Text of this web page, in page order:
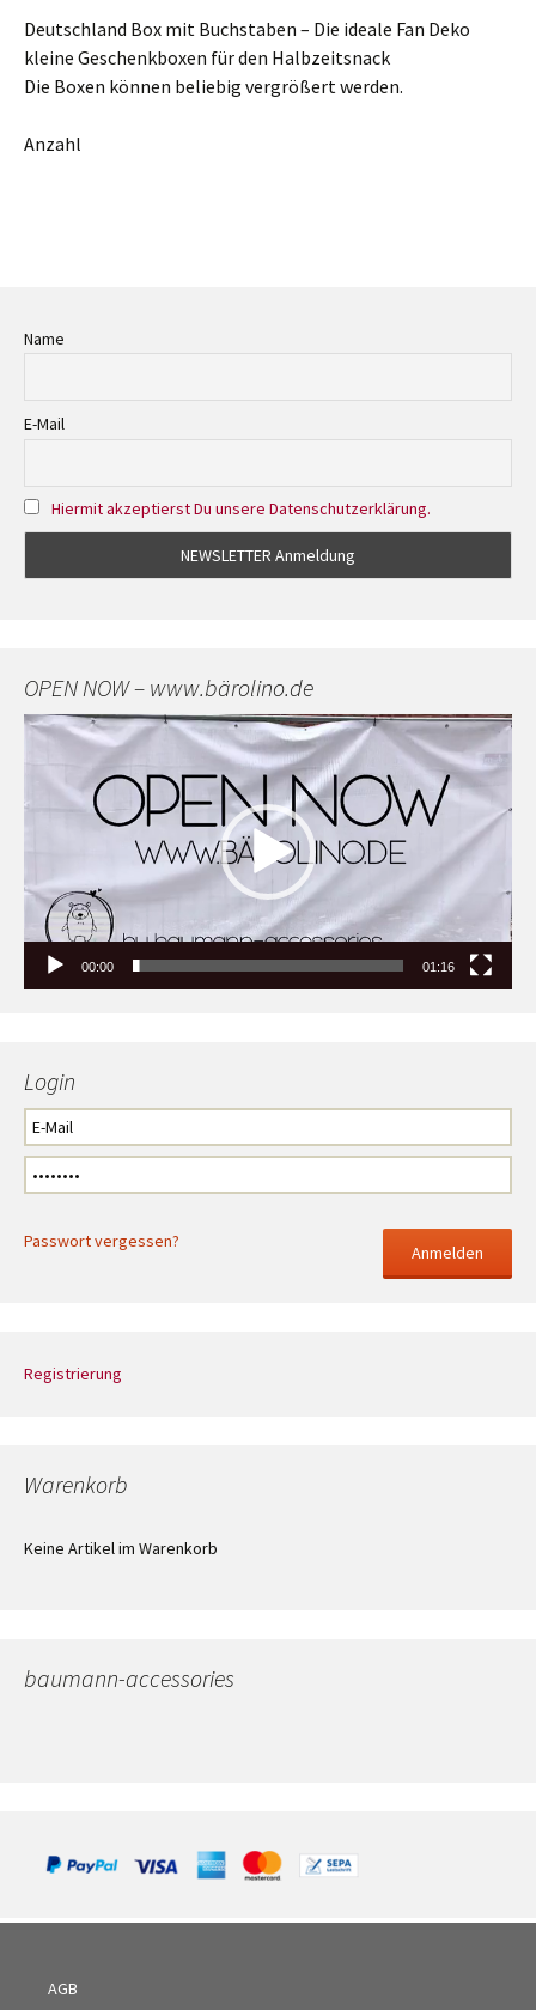
Deutschland Box mit Buchstaben – Die ideale Fan Deko
kleine Geschenkboxen für den Halbzeitsnack
Die Boxen können beliebig vergrößert werden.
Anzahl
Name
E-Mail
Hiermit akzeptierst Du unsere Datenschutzerklärung.
OPEN NOW – www.bärolino.de
Video-
00:00 01:16
Login
Passwort vergessen?
Registrierung
Warenkorb
Keine Artikel im Warenkorb
baumann-accessories
AGB